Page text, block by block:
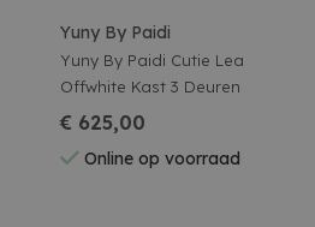
Yuny By Paidi
Yuny By Paidi Cutie Lea
Offwhite Kast 3 Deuren
€ 625,00
Online op voorraad